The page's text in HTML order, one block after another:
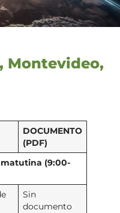
Montevideo,
DOCUMENTO
(PDF)
matutina (9:00-
Sin
documento